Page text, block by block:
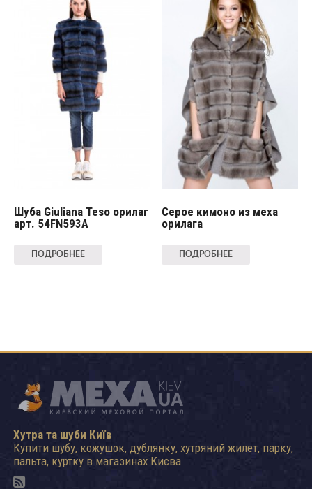
Шуба Giuliana Teso орилаг
арт. 54FN593A
ПОДРОБНЕЕ
Серое кимоно из меха
орилага
ПОДРОБНЕЕ
Хутра та шуби Київ
Купити шубу, кожушок, дублянку, хутряний жилет, парку,
пальта, куртку в магазинах Києва